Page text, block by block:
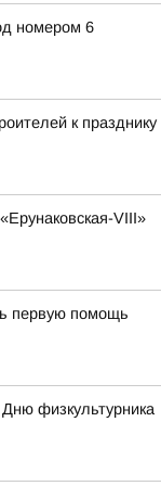
номером 6
к празднику
VIII»
первую помощь
физкультурника